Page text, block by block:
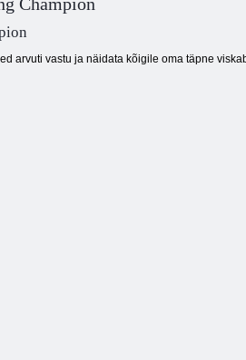
Metsamatš
arvuti vastu ja näidata kõigile oma täpne